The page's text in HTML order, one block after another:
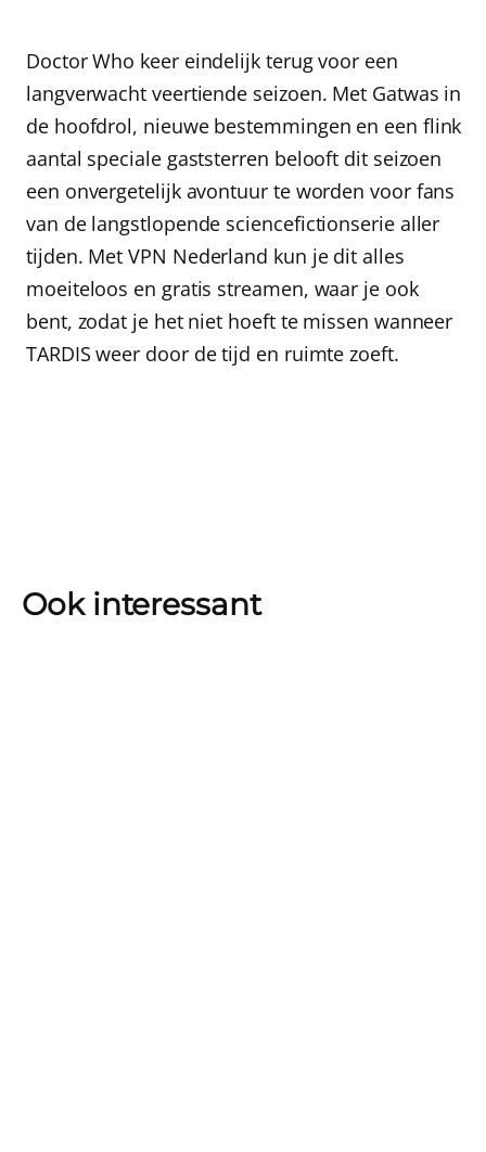
Doctor Who keer eindelijk terug voor een
langverwacht veertiende seizoen. Met Gatwas in
de hoofdrol, nieuwe bestemmingen en een flink
aantal speciale gaststerren belooft dit seizoen
een onvergetelijk avontuur te worden voor fans
van de langstlopende sciencefictionserie aller
tijden. MetVPN Nederland kun je dit alles
moeiteloos en gratis streamen, waar je ook
bent, zodat je het niet hoeft te missen wanneer
TARDIS weer door de tijd en ruimte zoeft.
Ook interessant